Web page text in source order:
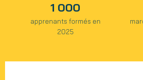
1 000
apprenants formés en
2025